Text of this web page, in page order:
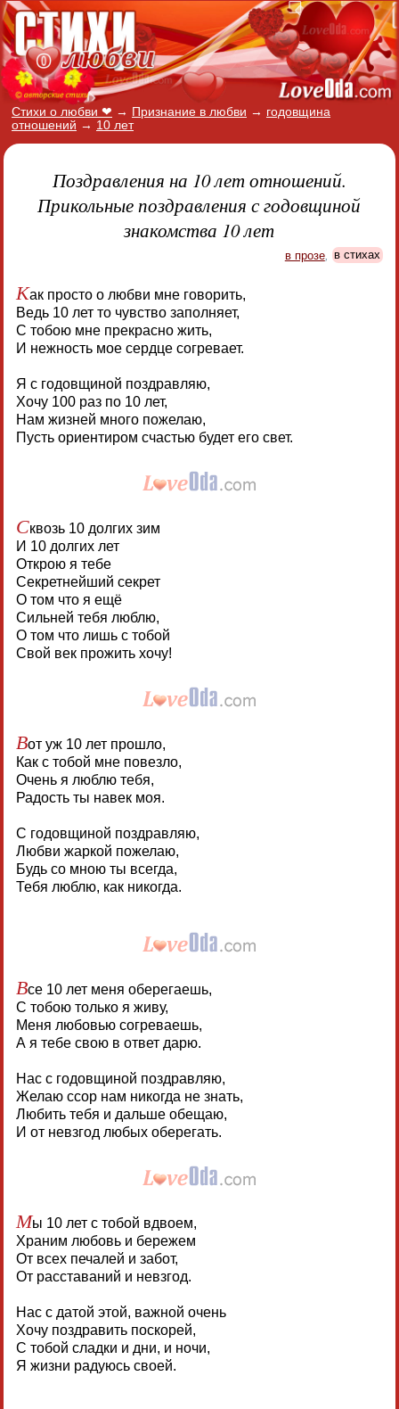
Стихи о любви ❤ → Признание в любви → годовщина
отношений → 10 лет
Поздравления на 10 лет отношений.
Прикольные поздравления с годовщиной
знакомства 10 лет
в прозе, в стихах
Как просто о любви мне говорить,
Ведь 10 лет то чувство заполняет,
С тобою мне прекрасно жить,
И нежность мое сердце согревает.
Я с годовщиной поздравляю,
Хочу 100 раз по 10 лет,
Нам жизней много пожелаю,
Пусть ориентиром счастью будет его свет.
Сквозь 10 долгих зим
И 10 долгих лет
Открою я тебе
Секретнейший секрет
О том что я ещё
Сильней тебя люблю,
О том что лишь с тобой
Свой век прожить хочу!
Вот уж 10 лет прошло,
Как с тобой мне повезло,
Очень я люблю тебя,
Радость ты навек моя.
С годовщиной поздравляю,
Любви жаркой пожелаю,
Будь со мною ты всегда,
Тебя люблю, как никогда.
Все 10 лет меня оберегаешь,
С тобою только я живу,
Меня любовью согреваешь,
А я тебе свою в ответ дарю.
Нас с годовщиной поздравляю,
Желаю ссор нам никогда не знать,
Любить тебя и дальше обещаю,
И от невзгод любых оберегать.
Мы 10 лет с тобой вдвоем,
Храним любовь и бережем
От всех печалей и забот,
От расставаний и невзгод.
Нас с датой этой, важной очень
Хочу поздравить поскорей,
С тобой сладки и дни, и ночи,
Я жизни радуюсь своей.